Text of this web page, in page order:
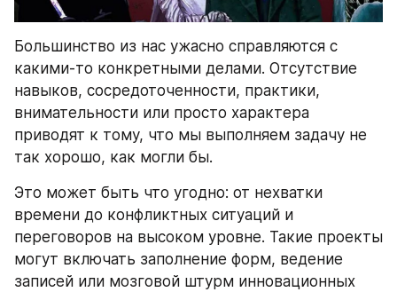
Большинство из нас ужасно справляются с
какими-то конкретными делами. Отсутствие
навыков, сосредоточенности, практики,
внимательности или просто характера
приводят к тому, что мы выполняем задачу не
так хорошо, как могли бы.
Это может быть что угодно: от нехватки
времени до конфликтных ситуаций и
переговоров на высоком уровне. Такие проекты
могут включать заполнение форм, ведение
записей или мозговой штурм инновационных